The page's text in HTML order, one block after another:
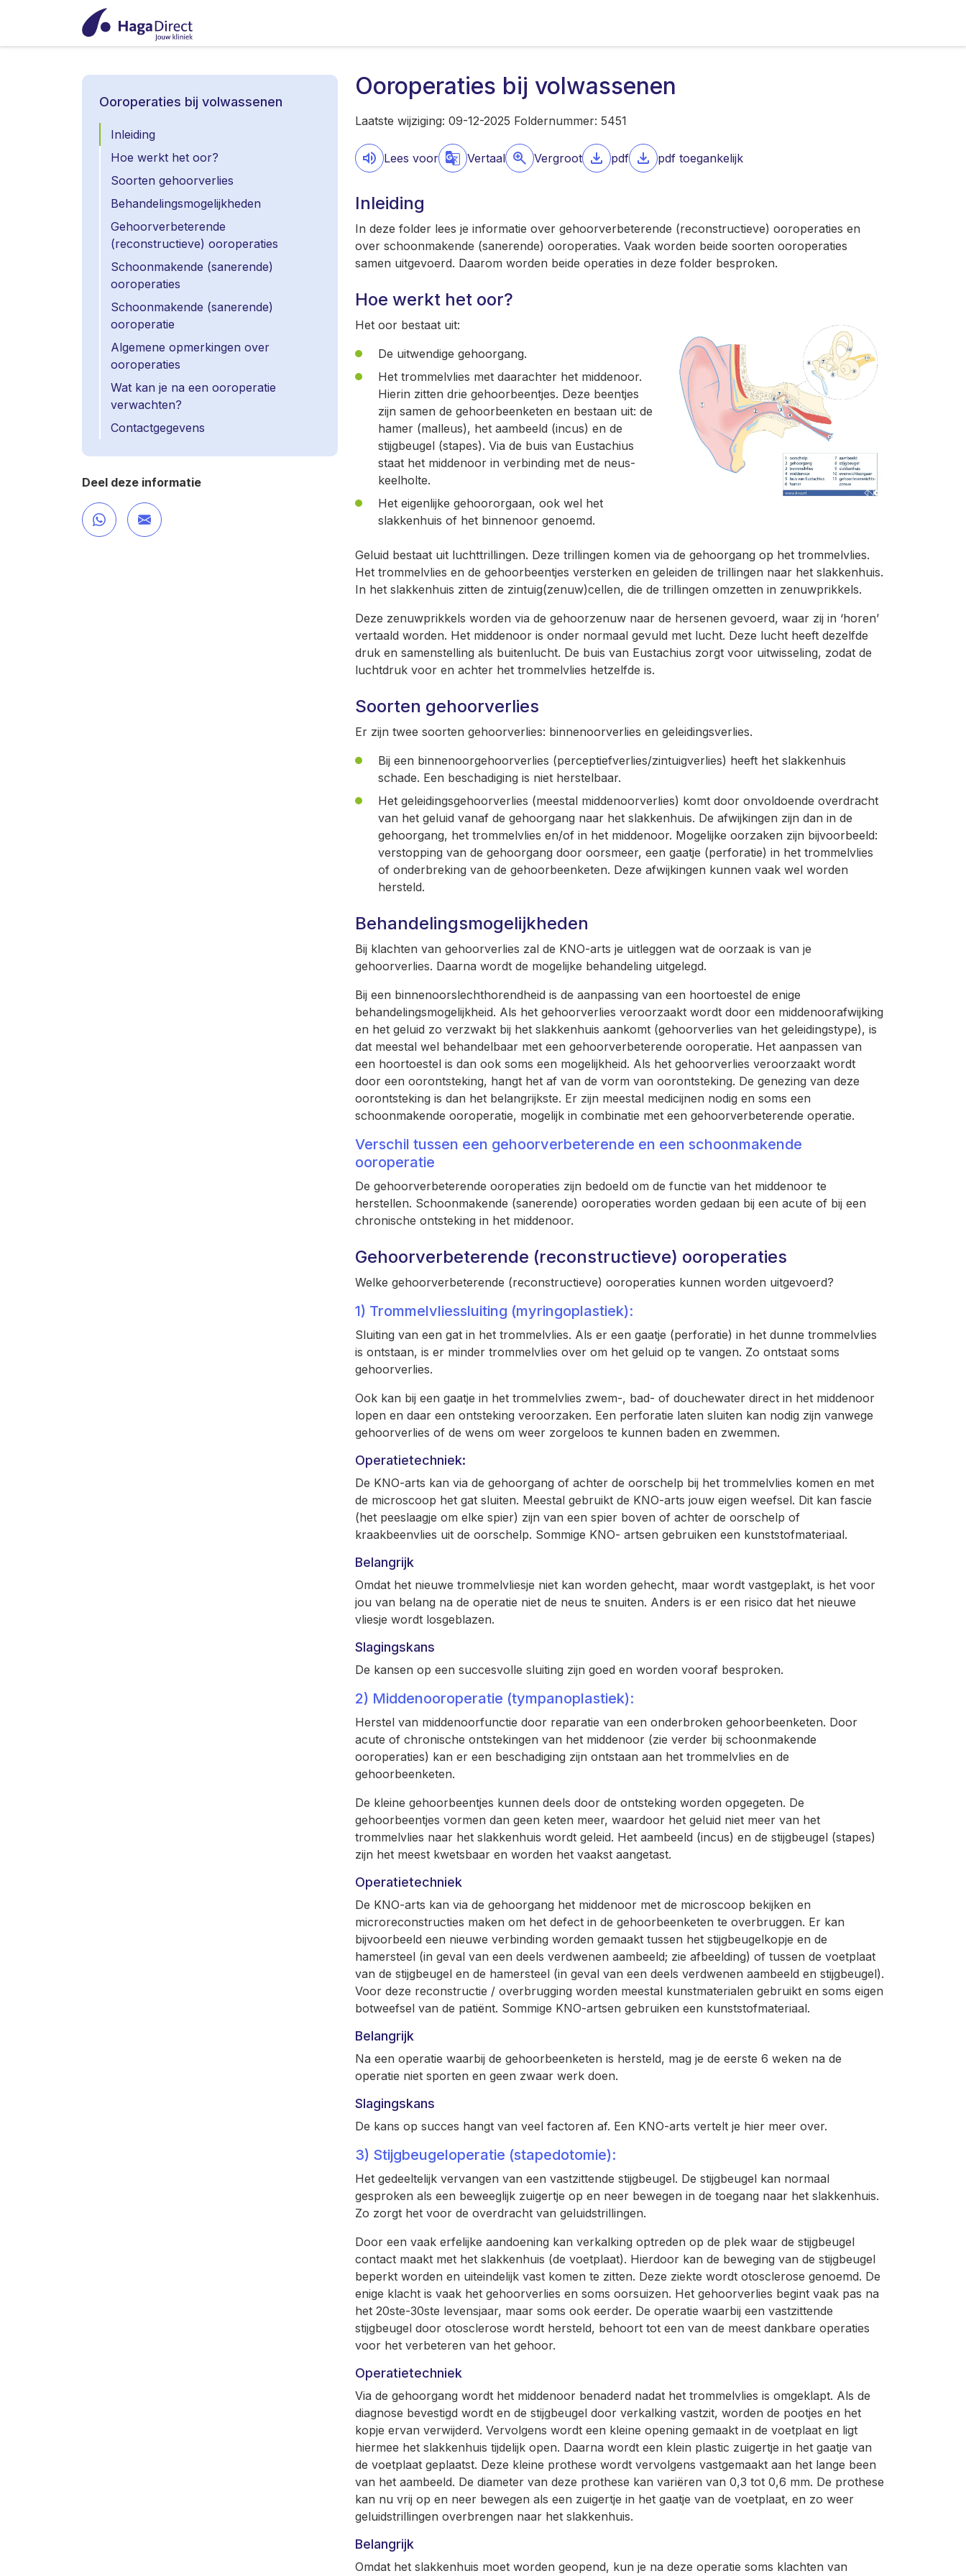
Ooroperaties bij volwassenen
Inleiding
Hoe werkt het oor?
Soorten gehoorverlies
Behandelingsmogelijkheden
Gehoorverbeterende
(reconstructieve) ooroperaties
Schoonmakende (sanerende)
ooroperaties
Schoonmakende (sanerende)
ooroperatie
Algemene opmerkingen over
ooroperaties
Wat kan je na een ooroperatie
verwachten?
Contactgegevens
Deel deze informatie
Ooroperaties bij volwassenen
Laatste wijziging: 09-12-2025 Foldernummer: 5451
Lees voor Vertaal Vergroot pdf pdf toegankelijk
Inleiding
In deze folder lees je informatie over gehoorverbeterende (reconstructieve) ooroperaties en
over schoonmakende (sanerende) ooroperaties. Vaak worden beide soorten ooroperaties
samen uitgevoerd. Daarom worden beide operaties in deze folder besproken.
Hoe werkt het oor?
Het oor bestaat uit:
De uitwendige gehoorgang.
Het trommelvlies met daarachter het middenoor.
Hierin zitten drie gehoorbeentjes. Deze beentjes
zijn samen de gehoorbeenketen en bestaan uit: de
hamer (malleus), het aambeeld (incus) en de
stijgbeugel (stapes). Via de buis van Eustachius
staat het middenoor in verbinding met de neus-
keelholte.
Het eigenlijke gehoororgaan, ook wel het
slakkenhuis of het binnenoor genoemd.
Geluid bestaat uit luchttrillingen. Deze trillingen komen via de gehoorgang op het trommelvlies.
Het trommelvlies en de gehoorbeentjes versterken en geleiden de trillingen naar het slakkenhuis.
In het slakkenhuis zitten de zintuig(zenuw)cellen, die de trillingen omzetten in zenuwprikkels.
Deze zenuwprikkels worden via de gehoorzenuw naar de hersenen gevoerd, waar zij in ‘horen’
vertaald worden. Het middenoor is onder normaal gevuld met lucht. Deze lucht heeft dezelfde
druk en samenstelling als buitenlucht. De buis van Eustachius zorgt voor uitwisseling, zodat de
luchtdruk voor en achter het trommelvlies hetzelfde is.
Soorten gehoorverlies
Er zijn twee soorten gehoorverlies: binnenoorverlies en geleidingsverlies.
Bij een binnenoorgehoorverlies (perceptiefverlies/zintuigverlies) heeft het slakkenhuis
schade. Een beschadiging is niet herstelbaar.
Het geleidingsgehoorverlies (meestal middenoorverlies) komt door onvoldoende overdracht
van het geluid vanaf de gehoorgang naar het slakkenhuis. De afwijkingen zijn dan in de
gehoorgang, het trommelvlies en/of in het middenoor. Mogelijke oorzaken zijn bijvoorbeeld:
verstopping van de gehoorgang door oorsmeer, een gaatje (perforatie) in het trommelvlies
of onderbreking van de gehoorbeenketen. Deze afwijkingen kunnen vaak wel worden
hersteld.
Behandelingsmogelijkheden
Bij klachten van gehoorverlies zal de KNO-arts je uitleggen wat de oorzaak is van je
gehoorverlies. Daarna wordt de mogelijke behandeling uitgelegd.
Bij een binnenoorslechthorendheid is de aanpassing van een hoortoestel de enige
behandelingsmogelijkheid. Als het gehoorverlies veroorzaakt wordt door een middenoorafwijking
en het geluid zo verzwakt bij het slakkenhuis aankomt (gehoorverlies van het geleidingstype), is
dat meestal wel behandelbaar met een gehoorverbeterende ooroperatie. Het aanpassen van
een hoortoestel is dan ook soms een mogelijkheid. Als het gehoorverlies veroorzaakt wordt
door een oorontsteking, hangt het af van de vorm van oorontsteking. De genezing van deze
oorontsteking is dan het belangrijkste. Er zijn meestal medicijnen nodig en soms een
schoonmakende ooroperatie, mogelijk in combinatie met een gehoorverbeterende operatie.
Verschil tussen een gehoorverbeterende en een schoonmakende
ooroperatie
De gehoorverbeterende ooroperaties zijn bedoeld om de functie van het middenoor te
herstellen. Schoonmakende (sanerende) ooroperaties worden gedaan bij een acute of bij een
chronische ontsteking in het middenoor.
Gehoorverbeterende (reconstructieve) ooroperaties
Welke gehoorverbeterende (reconstructieve) ooroperaties kunnen worden uitgevoerd?
1) Trommelvliessluiting (myringoplastiek):
Sluiting van een gat in het trommelvlies. Als er een gaatje (perforatie) in het dunne trommelvlies
is ontstaan, is er minder trommelvlies over om het geluid op te vangen. Zo ontstaat soms
gehoorverlies.
Ook kan bij een gaatje in het trommelvlies zwem-, bad- of douchewater direct in het middenoor
lopen en daar een ontsteking veroorzaken. Een perforatie laten sluiten kan nodig zijn vanwege
gehoorverlies of de wens om weer zorgeloos te kunnen baden en zwemmen.
Operatietechniek:
De KNO-arts kan via de gehoorgang of achter de oorschelp bij het trommelvlies komen en met
de microscoop het gat sluiten. Meestal gebruikt de KNO-arts jouw eigen weefsel. Dit kan fascie
(het peeslaagje om elke spier) zijn van een spier boven of achter de oorschelp of
kraakbeenvlies uit de oorschelp. Sommige KNO- artsen gebruiken een kunststofmateriaal.
Belangrijk
Omdat het nieuwe trommelvliesje niet kan worden gehecht, maar wordt vastgeplakt, is het voor
jou van belang na de operatie niet de neus te snuiten. Anders is er een risico dat het nieuwe
vliesje wordt losgeblazen.
Slagingskans
De kansen op een succesvolle sluiting zijn goed en worden vooraf besproken.
2) Middenooroperatie (tympanoplastiek):
Herstel van middenoorfunctie door reparatie van een onderbroken gehoorbeenketen. Door
acute of chronische ontstekingen van het middenoor (zie verder bij schoonmakende
ooroperaties) kan er een beschadiging zijn ontstaan aan het trommelvlies en de
gehoorbeenketen.
De kleine gehoorbeentjes kunnen deels door de ontsteking worden opgegeten. De
gehoorbeentjes vormen dan geen keten meer, waardoor het geluid niet meer van het
trommelvlies naar het slakkenhuis wordt geleid. Het aambeeld (incus) en de stijgbeugel (stapes)
zijn het meest kwetsbaar en worden het vaakst aangetast.
Operatietechniek
De KNO-arts kan via de gehoorgang het middenoor met de microscoop bekijken en
microreconstructies maken om het defect in de gehoorbeenketen te overbruggen. Er kan
bijvoorbeeld een nieuwe verbinding worden gemaakt tussen het stijgbeugelkopje en de
hamersteel (in geval van een deels verdwenen aambeeld; zie afbeelding) of tussen de voetplaat
van de stijgbeugel en de hamersteel (in geval van een deels verdwenen aambeeld en stijgbeugel).
Voor deze reconstructie / overbrugging worden meestal kunstmaterialen gebruikt en soms eigen
botweefsel van de patiënt. Sommige KNO-artsen gebruiken een kunststofmateriaal.
Belangrijk
Na een operatie waarbij de gehoorbeenketen is hersteld, mag je de eerste 6 weken na de
operatie niet sporten en geen zwaar werk doen.
Slagingskans
De kans op succes hangt van veel factoren af. Een KNO-arts vertelt je hier meer over.
3) Stijgbeugeloperatie (stapedotomie):
Het gedeeltelijk vervangen van een vastzittende stijgbeugel. De stijgbeugel kan normaal
gesproken als een beweeglijk zuigertje op en neer bewegen in de toegang naar het slakkenhuis.
Zo zorgt het voor de overdracht van geluidstrillingen.
Door een vaak erfelijke aandoening kan verkalking optreden op de plek waar de stijgbeugel
contact maakt met het slakkenhuis (de voetplaat). Hierdoor kan de beweging van de stijgbeugel
beperkt worden en uiteindelijk vast komen te zitten. Deze ziekte wordt otosclerose genoemd. De
enige klacht is vaak het gehoorverlies en soms oorsuizen. Het gehoorverlies begint vaak pas na
het 20ste-30ste levensjaar, maar soms ook eerder. De operatie waarbij een vastzittende
stijgbeugel door otosclerose wordt hersteld, behoort tot een van de meest dankbare operaties
voor het verbeteren van het gehoor.
Operatietechniek
Via de gehoorgang wordt het middenoor benaderd nadat het trommelvlies is omgeklapt. Als de
diagnose bevestigd wordt en de stijgbeugel door verkalking vastzit, worden de pootjes en het
kopje ervan verwijderd. Vervolgens wordt een kleine opening gemaakt in de voetplaat en ligt
hiermee het slakkenhuis tijdelijk open. Daarna wordt een klein plastic zuigertje in het gaatje van
de voetplaat geplaatst. Deze kleine prothese wordt vervolgens vastgemaakt aan het lange been
van het aambeeld. De diameter van deze prothese kan variëren van 0,3 tot 0,6 mm. De prothese
kan nu vrij op en neer bewegen als een zuigertje in het gaatje van de voetplaat, en zo weer
geluidstrillingen overbrengen naar het slakkenhuis.
Belangrijk
Omdat het slakkenhuis moet worden geopend, kun je na deze operatie soms klachten van